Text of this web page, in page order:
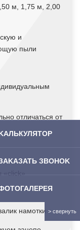
м, 1,75 м, 2,00
и
пыли
отличаться от
«сlick»
намотки
ЗBOHOK